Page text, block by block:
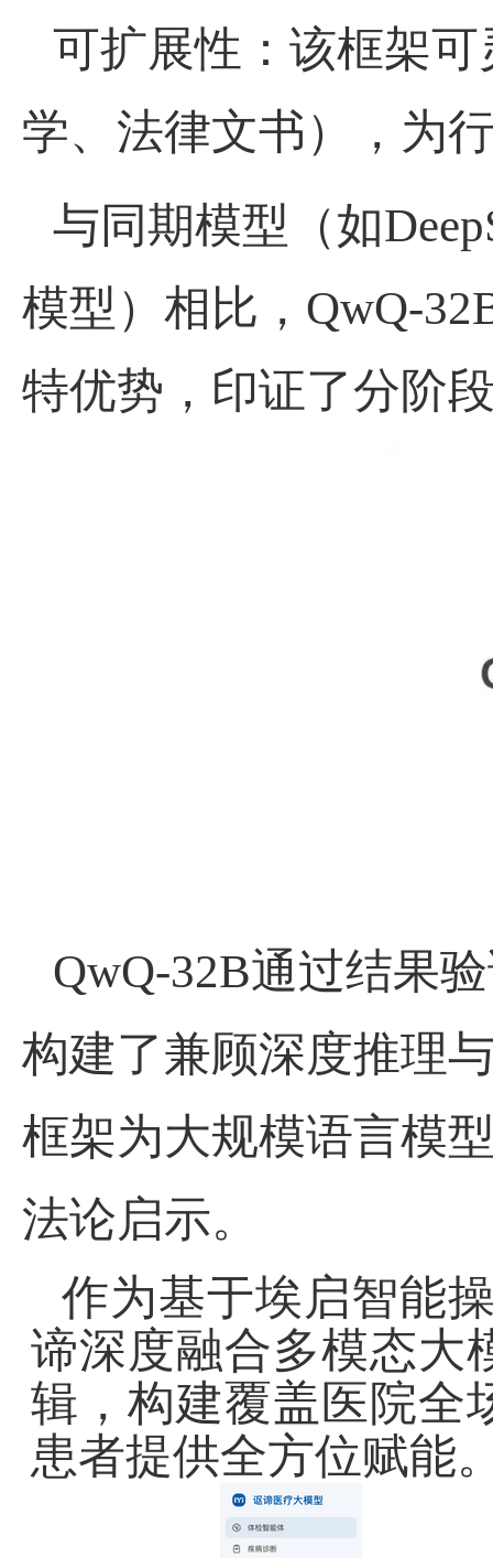
可扩展性：该框架
学、法律文书），为
与同期模型（如
模型）相比， QwQ-
特优势，印证了分阶
QwQ-32B通过结果
构建了兼顾深度推理
框架为大规模语言模
法论启示。
作为基于埃启智能
谛深度融合多模态大
辑，构建覆盖医院全
患者提供全方位赋能